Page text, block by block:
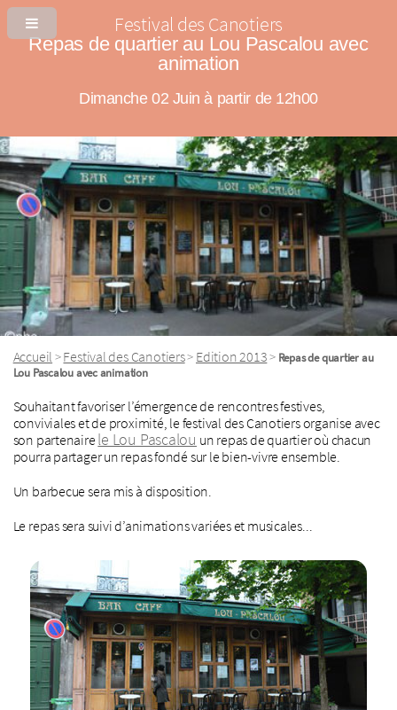
Festival des Canotiers
Repas de quartier au Lou Pascalou avec
animation
Dimanche 02 Juin à partir de 12h00
Accueil >Festival des Canotiers> Edition 2013> Repas de quartier au
Lou Pascalou avec animation
Souhaitant favoriser l’émergence de rencontres festives,
conviviales et de proximité, le festival des Canotiers organise avec
son partenairele Lou Pascalou un repas de quartier où chacun
pourra partager un repas fondé sur le bien-vivre ensemble.
Un barbecue sera mis à disposition.
Le repas sera suivi d’animations variées et musicales...